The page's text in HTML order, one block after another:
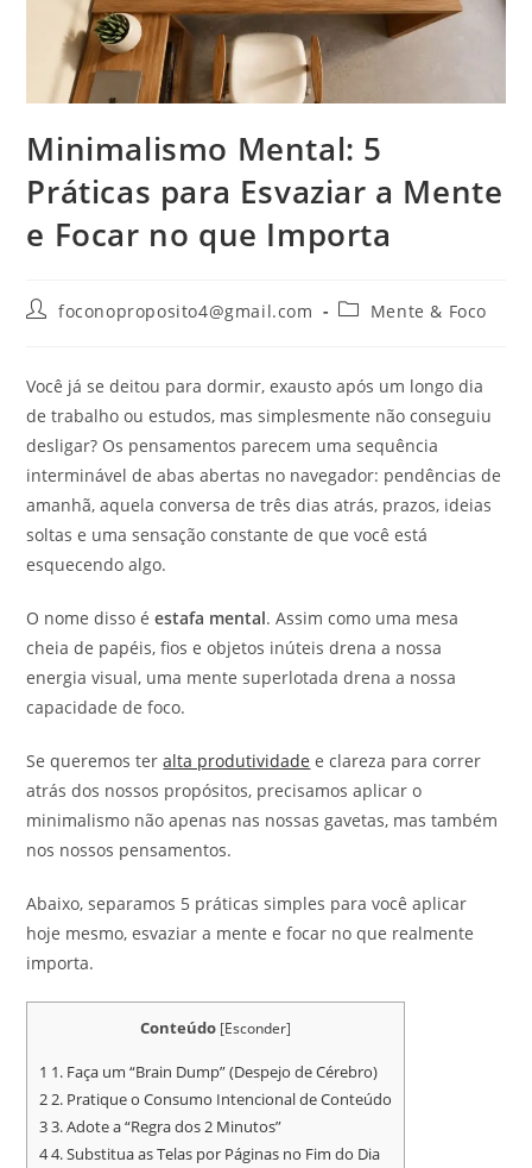
Minimalismo Mental: 5
Práticas para Esvaziar a Mente
e Focar no que Importa
foconoproposito4@gmail.com Mente & Foco
Você já se deitou para dormir, exausto após um longo dia
de trabalho ou estudos, mas simplesmente não conseguiu
desligar? Os pensamentos parecem uma sequência
interminável de abas abertas no navegador: pendências de
amanhã, aquela conversa de três dias atrás, prazos, ideias
soltas e uma sensação constante de que você está
esquecendo algo.
O nome disso éestafa mental. Assim como uma mesa
cheia de papéis, fios e objetos inúteis drena a nossa
energia visual, uma mente superlotada drena a nossa
capacidade de foco.
Se queremos teralta produtividade e clareza para correr
atrás dos nossos propósitos, precisamos aplicar o
minimalismo não apenas nas nossas gavetas, mas também
nos nossos pensamentos.
Abaixo, separamos 5 práticas simples para você aplicar
hoje mesmo, esvaziar a mente e focar no que realmente
importa.
Conteúdo [Esconder]
1 1. Faça um “Brain Dump” (Despejo de Cérebro)
22. Pratique o Consumo Intencional de Conteúdo
33. Adote a “Regra dos 2 Minutos”
44. Substitua as Telas por Páginas no Fim do Dia